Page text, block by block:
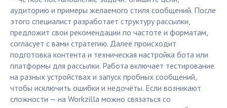
аудиторию и примеры желаемого стиля сообщений. После
этого специалист разработает структуру рассылки,
предложит свои рекомендации по частоте и форматам,
согласует с вами стратегию. Далее происходит
подготовка контента и техническая настройка бота или
платформы для рассылки. Работа включает тестирование
на разных устройствах и запуск пробных сообщений,
чтобы исключить ошибки и недочёты. Если возникают
сложности — на Workzilla можно связаться со